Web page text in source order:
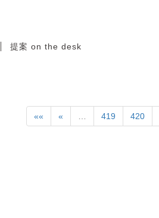
提案 on the desk
«« « … 419 420